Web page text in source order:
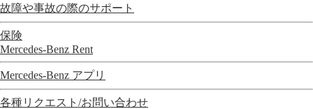
故障や事故の際のサポート
保険
Mercedes-Benz Rent
Mercedes-Benz アプリ
各種リクエスト/お問い合わせ